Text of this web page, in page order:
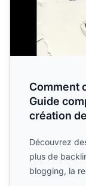
Comment
Guide
création
Découvrez
plus de
blogging, la